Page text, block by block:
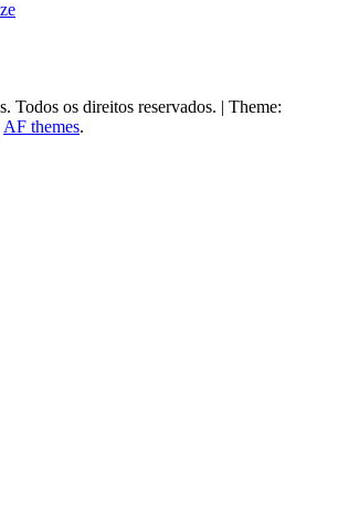
Todos os direitos reservados. | Theme:
AF themes.